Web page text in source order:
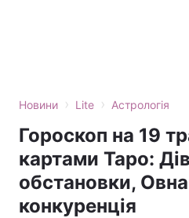
Новини › Lite › Астрологія
Гороскоп на 19
картами Таро:
обстановки,
конкуренція